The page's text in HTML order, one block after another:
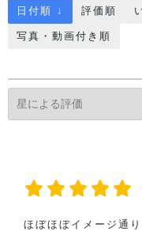
日付順 ↓ 評価順
写真・動画付き順
ほぼほぼイメージ通